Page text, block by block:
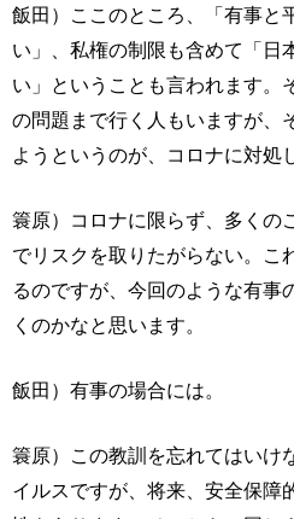
飯田）ここのところ、「有事と
い」、私権の制限も含めて「日
い」ということも言われます。
の問題まで行く人もいますが、
ようというのが、コロナに対処
簑原）コロナに限らず、多くの
でリスクを取りたがらない。こ
るのですが、今回のような有事
くのかなと思います。
飯田）有事の場合には。
簑原）この教訓を忘れてはいけ
イルスですが、将来、安全保障